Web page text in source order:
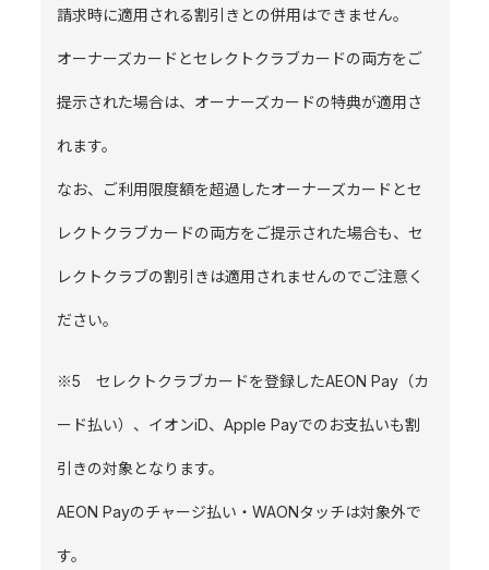
請求時に適用される割引きとの併用はできません。
オーナーズカードとセレクトクラブカードの両方をご
提示された場合は、オーナーズカードの特典が適用さ
れます。
なお、ご利用限度額を超過したオーナーズカードとセ
レクトクラブカードの両方をご提示された場合も、セ
レクトクラブの割引きは適用されませんのでご注意く
ださい。
※5 セレクトクラブカードを登録したAEON Pay（カ
ード払い）、イオンiD、Apple Payでのお支払いも割
引きの対象となります。
AEON Payのチャージ払い・WAONタッチは対象外で
す。